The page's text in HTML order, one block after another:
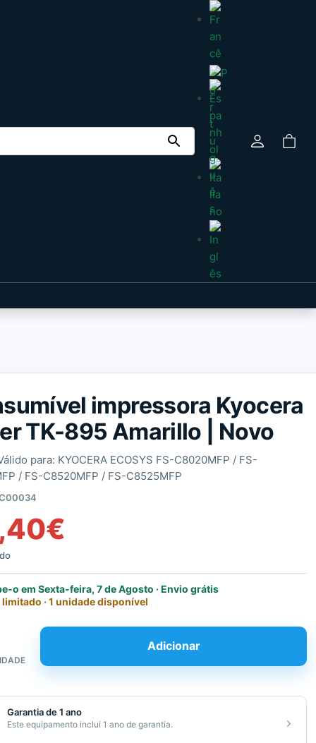
impressora Kyocera
TK-895 Amarillo | Novo
para: KYOCERA ECOSYS FS-C8020MFP / FS-
/ FS-C8520MFP / FS-C8525MFP
€
o em Sexta-feira, 7 de Agosto · Envio grátis
· 1 unidade disponível
Adicionar
Garantia de 1 ano
Este equipamento inclui 1 ano de garantia.